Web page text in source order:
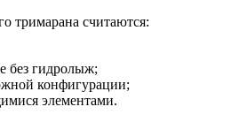
тримарана считаются:
без гидролыж;
конфигурации;
элементами.